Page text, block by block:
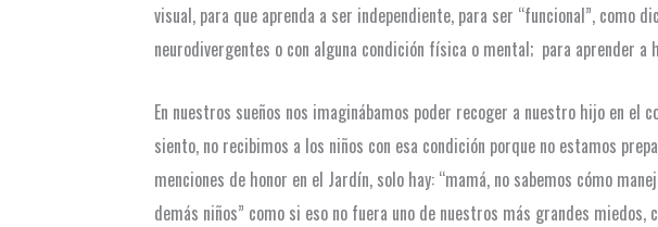
visual, para que aprenda a ser independiente, para ser “funcional”, como
neurodivergentes o con alguna condición física o mental; para aprender a
En nuestros sueños nos imaginábamos poder recoger a nuestro hijo en
siento, no recibimos a los niños con esa condición porque no estamos
menciones de honor en el Jardín, solo hay: “mamá, no sabemos cómo
demás niños” como si eso no fuera uno de nuestros más grandes